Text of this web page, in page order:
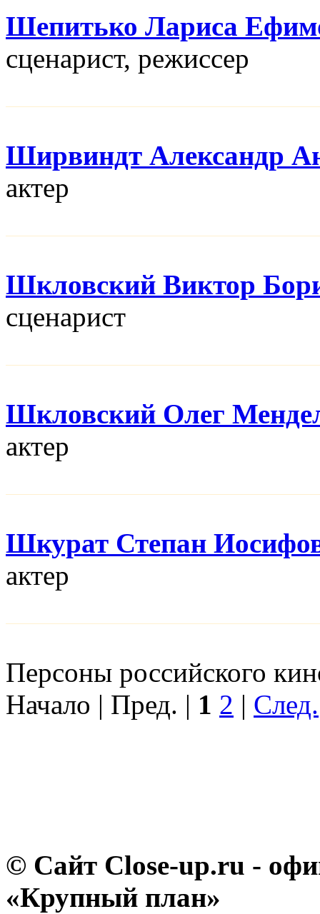
Шепитько Лариса
сценарист, режисcер
Ширвиндт Александр
актер
Шкловский Виктор
сценарист
Шкловский Олег
актер
Шкурат Степан
актер
Персоны российского
Начало | Пред. | 1 2 | След.
© Сайт Close-up.ru -
«Крупный план»